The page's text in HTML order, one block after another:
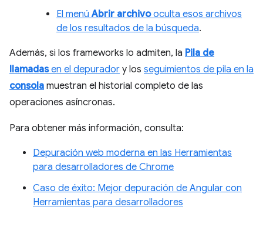
El menúAbrir archivooculta esos archivos
de los resultados de la búsqueda.
Además, si los frameworks lo admiten, la Pila de
llamadasen el depurador y los seguimientos de pila en la
consola muestran el historial completo de las
operaciones asíncronas.
Para obtener más información, consulta:
Depuración web moderna en las Herramientas
para desarrolladores de Chrome
Caso de éxito: Mejor depuración de Angular con
Herramientas para desarrolladores